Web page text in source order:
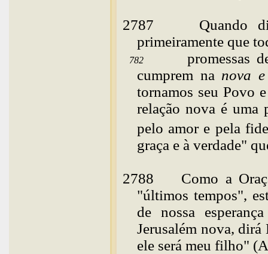
2787 Quando
primeiramente que
782 promessas
cumprem na nova
tornamos seu Povo
relação nova é uma
pelo amor e pela
graça e à verdade"
2788
Como a
"últimos tempos",
de nossa
Jerusalém nova, dirá
ele será meu filho"